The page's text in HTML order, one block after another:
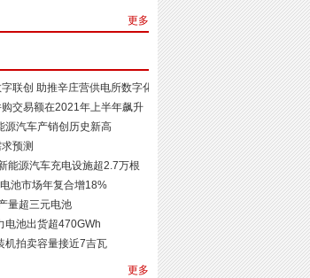
更多
联创 助推辛庄营供电所数字化示范...
交易额在2021年上半年飙升
源汽车产销创历史新高
预测
能源汽车充电设施超2.7万根
池市场年复合增18%
量超三元电池
电池出货超470GWh
机拍卖容量接近7吉瓦
更多